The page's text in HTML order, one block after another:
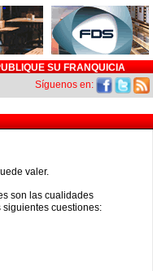
SU FRANQUICIA
Síguenos en:
valer.
son las cualidades
cuestiones: